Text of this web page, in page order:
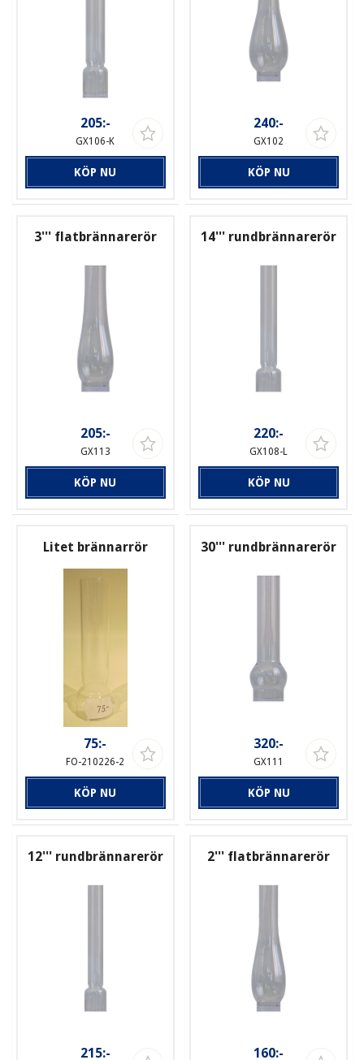
205:-
GX106-K
KÖP NU
240:-
GX102
KÖP NU
3''' flatbrännarerör
205:-
GX113
KÖP NU
14''' rundbrännarerör
220:-
GX108-L
KÖP NU
Litet brännarrör
75:-
FO-210226-2
KÖP NU
30''' rundbrännarerör
320:-
GX111
KÖP NU
12''' rundbrännarerör
215:-
2''' flatbrännarerör
160:-